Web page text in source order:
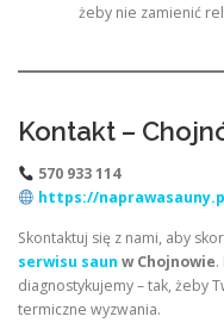
żeby nie zamienić
Kontakt –
570 933 114
https://
Skontaktuj się z nami, aby
serwisu saun w Chojnowie
diagnostykujemy – tak, żeby
termiczne wyzwania.